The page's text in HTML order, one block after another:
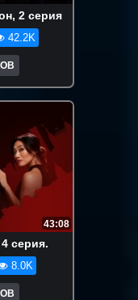
2 серия
42.2K
43:08
серия.
8.0K